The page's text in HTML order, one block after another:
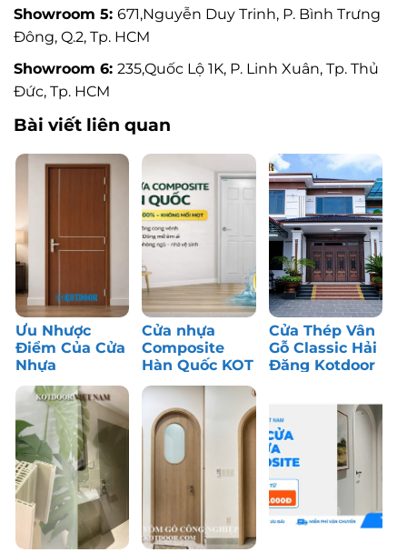
Showroom 5: 671,Nguyễn Duy Trinh, P. Bình Trưng
Đông, Q.2, Tp. HCM
Showroom 6: 235,Quốc Lộ 1K, P. Linh Xuân, Tp. Thủ
Đức, Tp. HCM
Bài viết liên quan
Ưu Nhược
Điểm Của Cửa
Nhựa
Composite: Có
Nên Dùng?
Cửa nhựa
Composite
Hàn Quốc KOT
– Bền màu,
chống nước
tốt
Cửa Thép Vân
Gỗ Classic Hải
Đăng Kotdoor